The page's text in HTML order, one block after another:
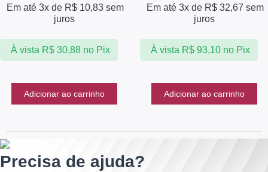
Em até 3x de R$ 10,83 sem
juros
À vista R$30,88 no Pix
Adicionar ao carrinho
Em até 3x de R$ 32,67 sem
juros
À vista R$93,10 no Pix
Adicionar ao carrinho
Precisa de ajuda?